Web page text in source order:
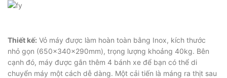
Thiết kế: Vỏ máy được làm hoàn toàn bằng Inox, kích thước
nhỏ gọn (650x340x290mm), trọng lượng khoảng 40kg. Bên
cạnh đó, máy được gắn thêm 4 bánh xe để bạn có thể di
chuyển máy một cách dễ dàng. Một cải tiến là máng ra thịt sau